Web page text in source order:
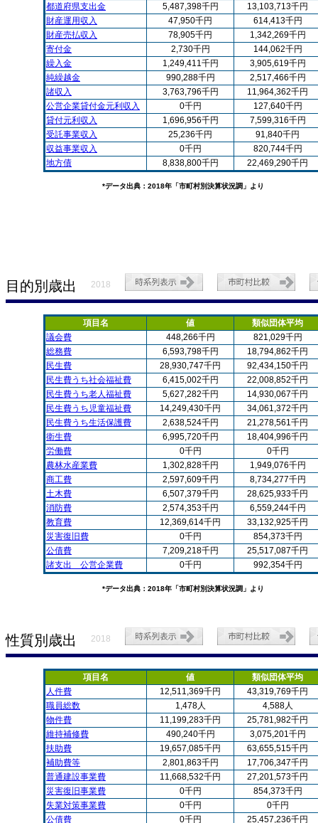
都道府県支出金
5,487,398千円
13,103,713千円
財産運用収入
47,950千円
614,413千円
財産売払収入
78,905千円
1,342,269千円
寄付金
2,730千円
144,062千円
繰入金
1,249,411千円
3,905,619千円
純繰越金
990,288千円
2,517,466千円
諸収入
3,763,796千円
11,964,362千円
公営企業貸付金元利収入
0千円
127,640千円
貸付元利収入
1,696,956千円
7,599,316千円
受託事業収入
25,236千円
91,840千円
収益事業収入
0千円
820,744千円
地方債
8,838,800千円 22,469,290千円
*データ出典：2018年「市町村別決算状況調」より
目的別歳出 2018
項目名 値
類似団体平均
議会費
448,266千円
821,029千円
総務費
6,593,798千円
18,794,862千円
民生費
28,930,747千円
92,434,150千円
民生費うち社会福祉費
6,415,002千円
22,008,852千円
民生費うち老人福祉費
5,627,282千円
14,930,067千円
民生費うち児童福祉費
14,249,430千円
34,061,372千円
民生費うち生活保護費
2,638,524千円
21,278,561千円
衛生費
6,995,720千円
18,404,996千円
労働費
0千円
0千円
農林水産業費
1,302,828千円
1,949,076千円
商工費
2,597,609千円
8,734,277千円
土木費
6,507,379千円
28,625,933千円
消防費
2,574,353千円
6,559,244千円
教育費
12,369,614千円
33,132,925千円
災害復旧費
0千円
854,373千円
公債費
7,209,218千円
25,517,087千円
諸支出 公営企業費
0千円 992,354千円
*データ出典：2018年「市町村別決算状況調」より
性質別歳出 2018
項目名 値
類似団体平均
人件費
12,511,369千円
43,319,769千円
職員総数
1,478人
4,588人
物件費
11,199,283千円
25,781,982千円
維持補修費
490,240千円
3,075,201千円
扶助費
19,657,085千円
63,655,515千円
補助費等
2,801,863千円
17,706,347千円
普通建設事業費
11,668,532千円
27,201,573千円
災害復旧事業費
0千円
854,373千円
失業対策事業費
0千円
0千円
公債費
0千円 25,457,236千円